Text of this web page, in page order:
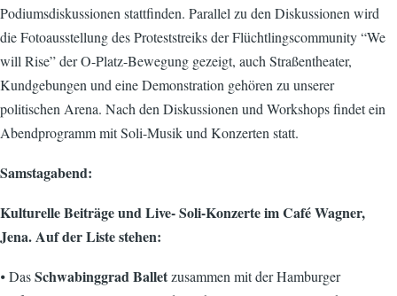
Podiumsdiskussionen stattfinden. Parallel zu den Diskussionen wird
die Fotoausstellung des Proteststreiks der Flüchtlingscommunity “We
will Rise” der O-Platz-Bewegung gezeigt, auch Straßentheater,
Kundgebungen und eine Demonstration gehören zu unserer
politischen Arena. Nach den Diskussionen und Workshops findet ein
Abendprogramm mit Soli-Musik und Konzerten statt.
Samstagabend:
Kulturelle Beiträge und Live- Soli-Konzerte im Café Wagner,
Jena. Auf der Liste stehen:
⦁ DasSchwabinggrad Balletzusammen mit der Hamburger